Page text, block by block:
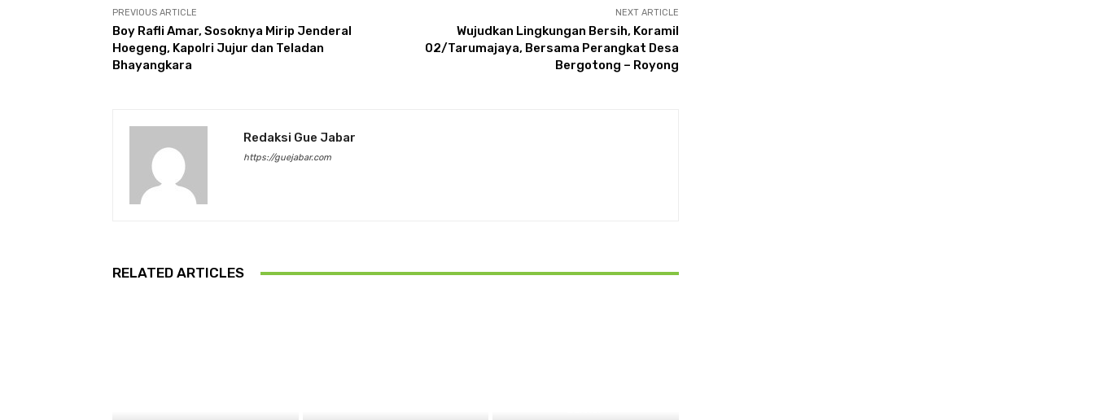
PREVIOUS ARTICLE
Boy Rafli Amar, Sosoknya Mirip Jenderal
Hoegeng, Kapolri Jujur dan Teladan
Bhayangkara
NEXT ARTICLE
Wujudkan Lingkungan Bersih, Koramil
02/Tarumajaya, Bersama Perangkat Desa
Bergotong – Royong
Redaksi Gue Jabar
https://guejabar.com
RELATED ARTICLES